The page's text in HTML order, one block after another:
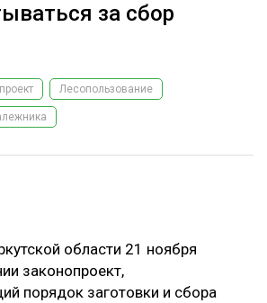
И ЗАЩИТА
за сбор
Лесопользование
области 21 ноября
законопроект,
порядок заготовки и сбора